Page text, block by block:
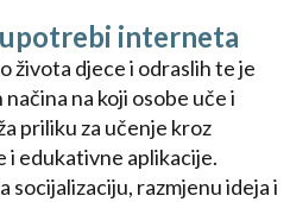
interneta
života djece i odraslih te je
na koji osobe uče i
priliku za učenje kroz
edukativne aplikacije.
socijalizaciju, razmjenu ideja i